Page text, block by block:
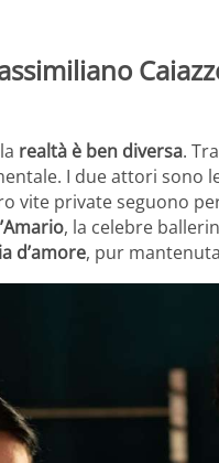
realtà è ben diversa. Tra
I due attori sono
vite private seguono
, la celebre
d’amore, pur